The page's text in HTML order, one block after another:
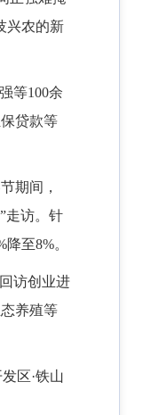
兴农的新
等100余
贷款等
期间，
走访。针
至8%。
访创业进
养殖等
区·铁山